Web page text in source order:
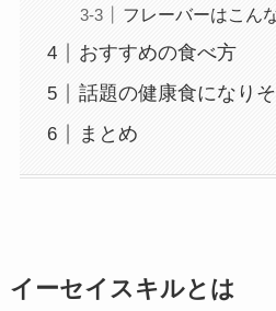
フレーバーはこん
おすすめの食べ方
話題の健康食になりそ
まとめ
イーセイスキルとは